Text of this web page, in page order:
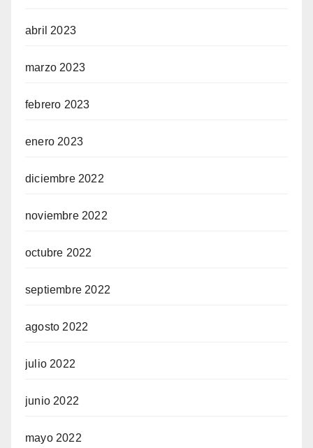
abril 2023
marzo 2023
febrero 2023
enero 2023
diciembre 2022
noviembre 2022
octubre 2022
septiembre 2022
agosto 2022
julio 2022
junio 2022
mayo 2022